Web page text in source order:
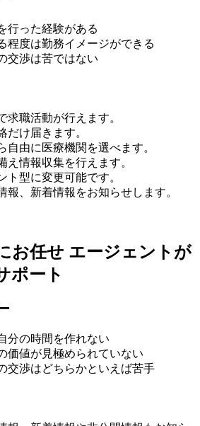
行った経験がある
程度は勤務イメージができる
交渉は苦ではない
求職活動が行えます。
だけ届きます。
自由に医療機関を選べます。
え情報収集を行えます。
ト型に変更可能です。
報、新着情報をお知らせします。
お任せ エージェントが
ポート
分の時間を作れない
価値が見極められていない
交渉はどちらかといえば苦手